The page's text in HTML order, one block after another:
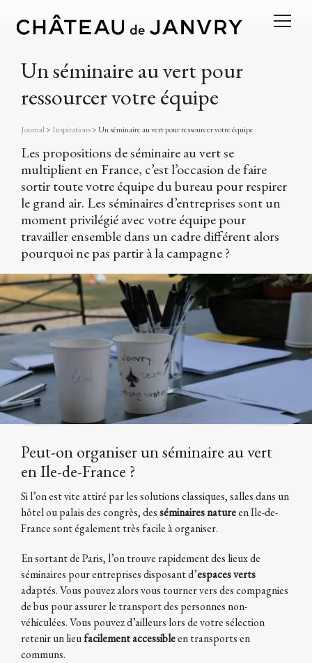
Un séminaire au vert pour
ressourcer votre équipe
Journal> Inspirations>Un séminaire au vert pour ressourcer votre équipe
Les propositions de séminaire au vert se
multiplient en France, c’est l’occasion de faire
sortir toute votre équipe du bureau pour respirer
le grand air. Les séminaires d’entreprises sont un
moment privilégié avec votre équipe pour
travailler ensemble dans un cadre différent alors
pourquoi ne pas partir à la campagne ?
Peut-on organiser un séminaire au vert
en Ile-de-France ?
Si l’on est vite attiré par les solutions classiques, salles dans un
hôtel ou palais des congrès, desséminairesnatureen Ile-de-
France sont également très facile à organiser.
En sortant de Paris, l’on trouve rapidement des lieux de
séminaires pour entreprises disposant d’espaces verts
adaptés. Vous pouvez alors vous tourner vers des compagnies
de bus pour assurer le transport des personnes non-
véhiculées. Vous pouvez d’ailleurs lors de votre sélection
retenir un lieufacilement accessibleen transports en
communs.